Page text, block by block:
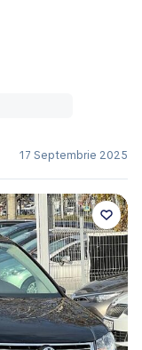
17 Septembrie 2025